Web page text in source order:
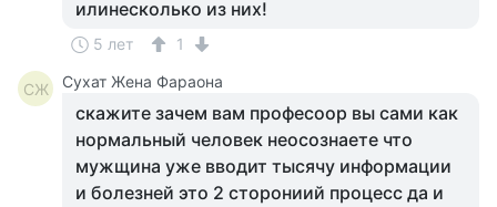
илинесколько из них!
5 лет 1
СЖ Сухат Жена Фараона
скажите зачем вам професоор вы сами как
нормальный человек неосознаете что
мужщина уже вводит тысячу информации
и болезней это 2 сторониий процесс да и